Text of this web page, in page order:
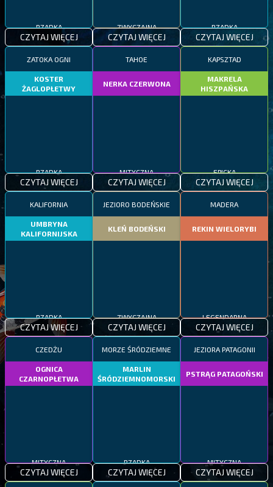
CZYTAJ WIĘCEJ CZYTAJ WIĘCEJ CZYTAJ WIĘCEJ
ZATOKA OGNI
KOSTER
ŻAGLOPŁETWY
CZYTAJ WIĘCEJ
TAHOE
NERKA CZERWONA
CZYTAJ WIĘCEJ
KAPSZTAD
MAKRELA
HISZPAŃSKA
CZYTAJ WIĘCEJ
KALIFORNIA
UMBRYNA
KALIFORNIJSKA
CZYTAJ WIĘCEJ
JEZIORO BODEŃSKIE
KLEŃ BODEŃSKI
CZYTAJ WIĘCEJ
MADERA
REKIN WIELORYBI
CZYTAJ WIĘCEJ
CZEDŻU
OGNICA
CZARNOPŁETWA
CZYTAJ WIĘCEJ
MORZE ŚRÓDZIEMNE
MARLIN
ŚRÓDZIEMNOMORSKI
CZYTAJ WIĘCEJ
JEZIORA PATAGONII
PSTRĄG PATAGOŃSKI
CZYTAJ WIĘCEJ